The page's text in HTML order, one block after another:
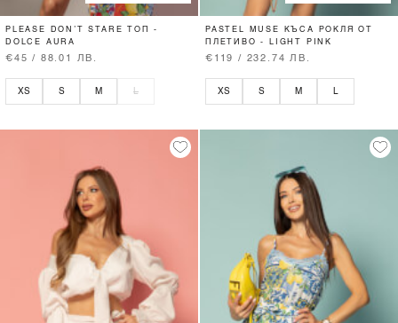
PLEASE DON’T STARE ТОП -
DOLCE AURA
€45 / 88.01 ЛВ.
XS S M L
PASTEL MUSE КЪСА РОКЛЯ ОТ
ПЛЕТИВО - LIGHT PINK
€119 / 232.74 ЛВ.
XS S M